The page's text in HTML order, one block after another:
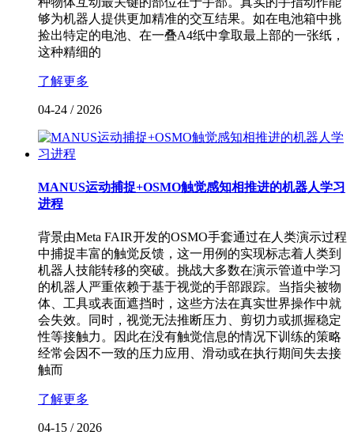
够为机器人提供更加精准的交互结果。如在电池箱中挑
捡出特定的电池、在一叠A4纸中拿取最上部的一张纸，
这种精细的
了解更多
04-24 / 2026
MANUS运动捕捉+OSMO触觉感知相推进的机器人学习
进程
背景由Meta FAIR开发的OSMO手套通过在人类演示过程
中捕捉丰富的触觉反馈，这一用例的实现标志着人类到
机器人技能转移的突破。挑战大多数在演示管道中学习
的机器人严重依赖于基于视觉的手部跟踪。当指尖被物
体、工具或表面遮挡时，这些方法在真实世界操作中就
会失效。同时，视觉无法推断压力、剪切力或抓握稳定
性等接触力。因此在没有触觉信息的情况下训练的策略
经常会因不一致的压力应用、滑动或在执行期间失去接
触而
了解更多
04-15 / 2026